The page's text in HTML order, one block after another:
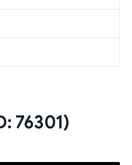
76301)